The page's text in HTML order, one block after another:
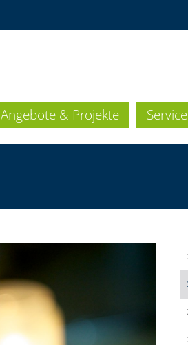
Angebote & Projekte Service